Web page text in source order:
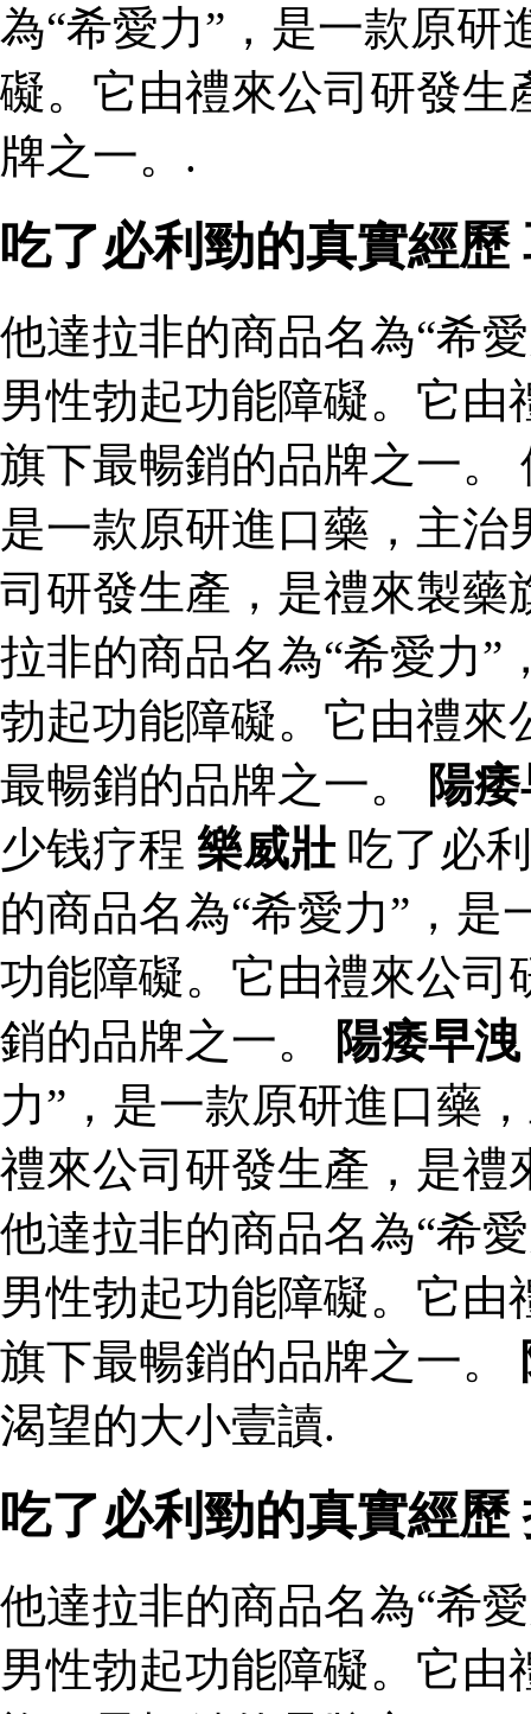
為“希愛力”，是一款原研
礙。它由禮來公司研發生
牌之一。.
吃了必利勁的真實經
他達拉非的商品名為“希
男性勃起功能障礙。它
旗下最暢銷的品牌之一。
是一款原研進口藥，主
司研發生產，是禮來製藥
拉非的商品名為“希愛力”
勃起功能障礙。它由禮來
最暢銷的品牌之一。
陽
少钱疗程 樂威壯吃了必
的商品名為“希愛力”，
功能障礙。它由禮來公司
銷的品牌之一。
陽痿早洩
力”，是一款原研進口藥
禮來公司研發生產，是禮
他達拉非的商品名為“希
男性勃起功能障礙。它
旗下最暢銷的品牌之一。
渴望的大小壹讀.
吃了必利勁的真實經
他達拉非的商品名為“希
男性勃起功能障礙。它